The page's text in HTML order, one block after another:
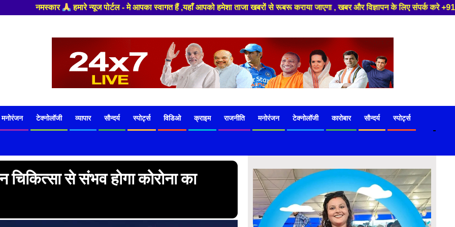
स्वागत हैं ,यहाँ आपको हमेशा ताजा खबरों से रूबरू कराया जाएगा , खबर और विज्ञापन के लिए संपर्क करे +91 97541 60816 ,हमारे यूट्यूब चैनल को
मनोरंजन टेक्नोलॉजी व्यापार सौन्दर्य स्पोर्ट्स विडिओ क्राइम राजनीति मनोरंजन टेक्नोलॉजी कारोबार सौन्दर्य स्पोर्ट्स
-
से संभव होगा कोरोना का